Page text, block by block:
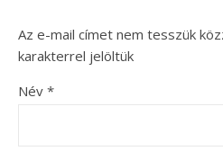
Az e-mail címet nem tesszük
karakterrel jelöltük
Név *